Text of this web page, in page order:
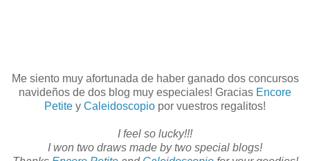
Me siento muy afortunada de haber ganado dos concursos
navideños de dos blog muy especiales! Gracias Encore
Petite y Caleidoscopio por vuestros regalitos!
I feel so lucky!!!
I won two draws made by two special blogs!